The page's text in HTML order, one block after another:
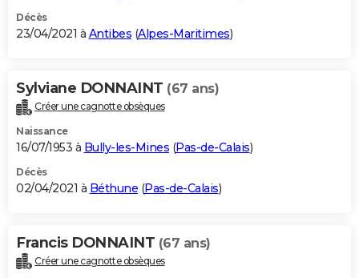
Décès
23/04/2021 à Antibes (Alpes-Maritimes)
Sylviane DONNAINT (67 ans)
Créer une cagnotte obsèques
Naissance
16/07/1953 à Bully-les-Mines (Pas-de-Calais)
Décès
02/04/2021 à Béthune (Pas-de-Calais)
Francis DONNAINT (67 ans)
Créer une cagnotte obsèques